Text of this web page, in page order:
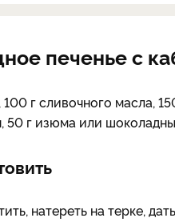
печенье с
100 г сливочного масла,
50 г изюма или
натереть на терке,